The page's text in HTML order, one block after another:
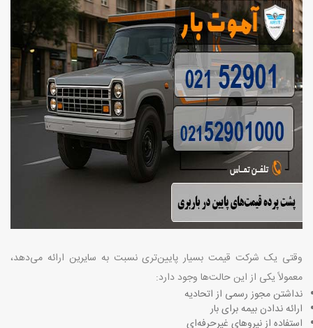
وقتی یک شرکت قیمت بسیار پایین‌تری نسبت به سایرین ارائه می‌دهد،
معمولاً یکی از این حالت‌ها وجود دارد:
نداشتن مجوز رسمی از اتحادیه
ارائه ندادن بیمه برای بار
استفاده از نیروهای غیرحرفه‌ای